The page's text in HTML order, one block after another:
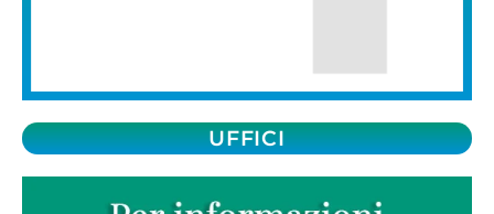
UFFICI